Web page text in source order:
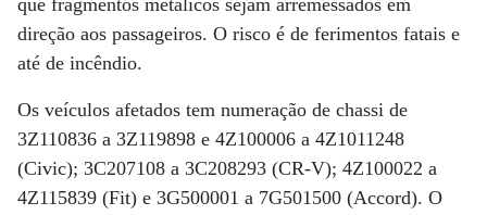
que fragmentos metálicos sejam arremessados em
direção aos passageiros. O risco é de ferimentos fatais e
até de incêndio.
Os veículos afetados tem numeração de chassi de
3Z110836 a 3Z119898 e 4Z100006 a 4Z1011248
(Civic); 3C207108 a 3C208293 (CR-V); 4Z100022 a
4Z115839 (Fit) e 3G500001 a 7G501500 (Accord). O